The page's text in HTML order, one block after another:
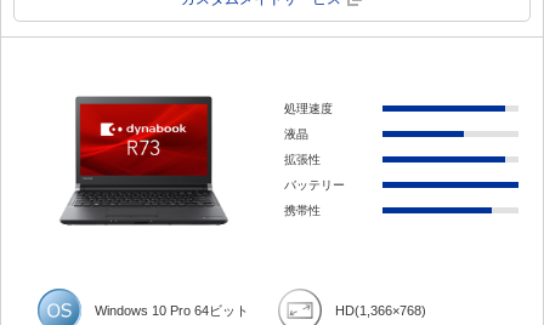
処理速度
液晶
拡張性
バッテリー
携帯性
Windows 10 Pro 64ビット HD(1,366×768)